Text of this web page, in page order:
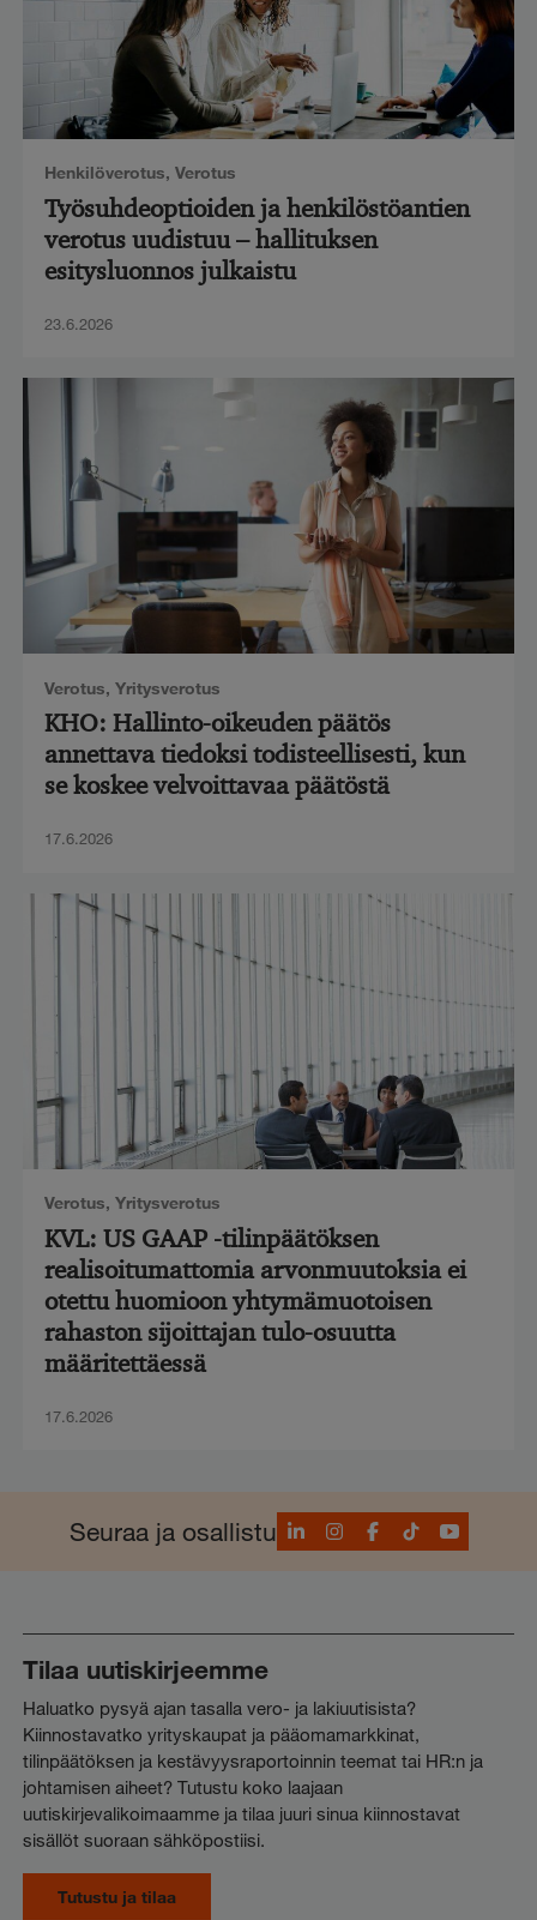
Henkilöverotus, Verotus
Työsuhdeoptioiden ja henkilöstöantien
verotus uudistuu – hallituksen
esitysluonnos julkaistu
23.6.2026
Verotus, Yritysverotus
KHO: Hallinto-oikeuden päätös
annettava tiedoksi todisteellisesti, kun
se koskee velvoittavaa päätöstä
17.6.2026
Verotus, Yritysverotus
KVL: US GAAP -tilinpäätöksen
realisoitumattomia arvonmuutoksia ei
otettu huomioon yhtymämuotoisen
rahaston sijoittajan tulo-osuutta
määritettäessä
17.6.2026
Seuraa ja osallistuLinkedInInstagram
Facebook
TikTokYouTube
Tilaa uutiskirjeemme
Haluatko pysyä ajan tasalla vero- ja lakiuutisista?
Kiinnostavatko yrityskaupat ja pääomamarkkinat,
tilinpäätöksen ja kestävyysraportoinnin teemat tai HR:n ja
johtamisen aiheet? Tutustu koko laajaan
uutiskirjevalikoimaamme ja tilaa juuri sinua kiinnostavat
sisällöt suoraan sähköpostiisi.
Tutustu ja tilaa